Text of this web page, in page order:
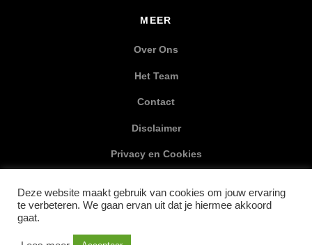
MEER
Over Ons
Het Team
Contact
Disclaimer
Privacy en Cookies
SOCIAL MEDIA
Deze website maakt gebruik van cookies om jouw ervaring
te verbeteren. We gaan ervan uit dat je hiermee akkoord
gaat.